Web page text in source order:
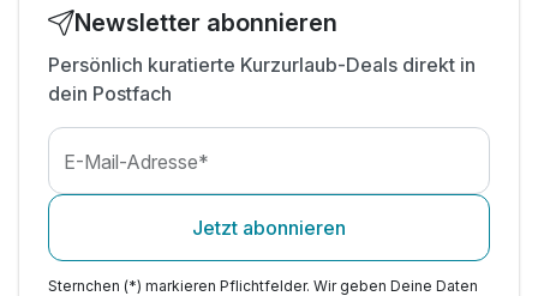
Newsletter abonnieren
Persönlich kuratierte Kurzurlaub-Deals direkt in
dein Postfach
E-Mail-Adresse*
Jetzt abonnieren
Sternchen (*) markieren Pflichtfelder. Wir geben Deine Daten